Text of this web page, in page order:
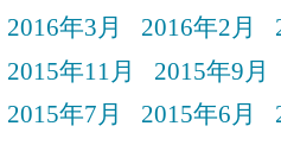
2016年3月
2016年2月
2015年11月
2015年9月
2015年7月
2015年6月